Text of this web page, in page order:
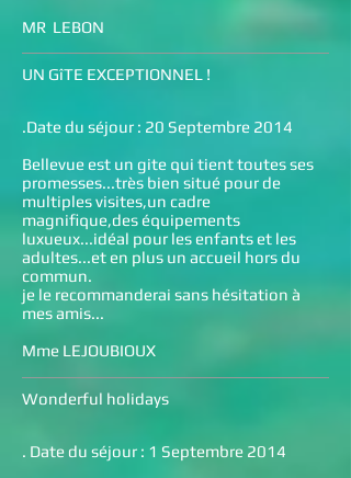
MR LEBON
UN GîTE EXCEPTIONNEL !
.Date du séjour : 20 Septembre 2014
Bellevue est un gite qui tient toutes ses
promesses...très bien situé pour de
multiples visites,un cadre
magnifique,des équipements
luxueux...idéal pour les enfants et les
adultes...et en plus un accueil hors du
commun.
je le recommanderai sans hésitation à
mes amis...
Mme LEJOUBIOUX
Wonderful holidays
. Date du séjour : 1 Septembre 2014